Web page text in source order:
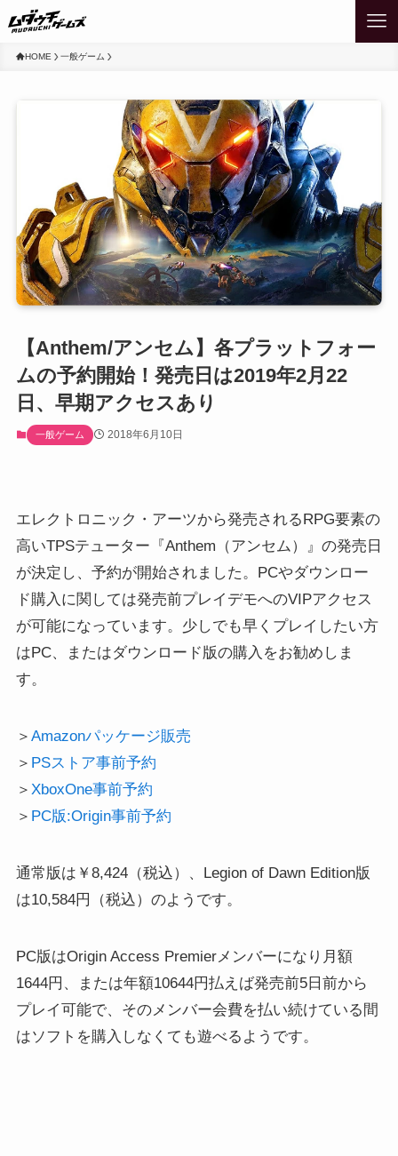
HOME 一般ゲーム
【Anthem/アンセム】各プラットフォー
ムの予約開始！発売日は2019年2月22
日、早期アクセスあり
一般ゲーム 2018年6月10日
エレクトロニック・アーツから発売されるRPG要素の
高いTPSテューター『Anthem（アンセム）』の発売日
が決定し、予約が開始されました。PCやダウンロー
ド購入に関しては発売前プレイデモへのVIPアクセス
が可能になっています。少しでも早くプレイしたい方
はPC、またはダウンロード版の購入をお勧めしま
す。
＞ Amazonパッケージ販売
＞ PSストア事前予約
＞ XboxOne事前予約
＞ PC版:Origin事前予約
通常版は￥8,424（税込）、Legion of Dawn Edition版
は10,584円（税込）のようです。
PC版はOrigin Access Premierメンバーになり月額
1644円、または年額10644円払えば発売前5日前から
プレイ可能で、そのメンバー会費を払い続けている間
はソフトを購入しなくても遊べるようです。